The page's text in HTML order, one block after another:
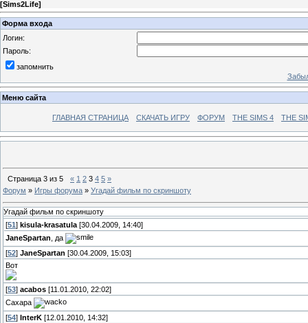
[Sims2Life]
Форма входа
Логин:
Пароль:
запомнить
Меню сайта
ГЛАВНАЯ СТРАНИЦА СКАЧАТЬ ИГРУ ФОРУМ THE SIMS 4 THE
Страница 3 из 5 « 1 2 3 4 5 »
Форум » Игры форума » Угадай фильм по скриншоту
Угадай фильм по скриншоту
[51 ] kisula-krasatula [30.04.2009, 14:40]
JaneSpartan , да
[52] JaneSpartan [30.04.2009, 15:03]
Вот
[53] acabos [11.01.2010, 22:02]
Сахара
[54] InterK [12.01.2010, 14:32]